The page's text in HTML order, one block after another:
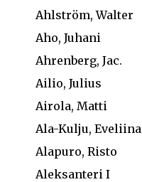
Ahlström, Walter
Aho, Juhani
Ahrenberg, Jac.
Ailio, Julius
Airola, Matti
Ala-Kulju, Eveliina
Alapuro, Risto
Aleksanteri I